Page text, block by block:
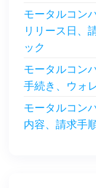
モータルコン
リリース日、
ック
モータルコン
手続き、ウォ
モータルコン
内容、請求手